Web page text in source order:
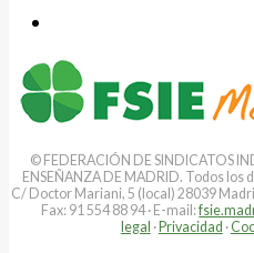
© FEDERACIÓN DE SINDICATOS
ENSEÑANZA DE MADRID. Todos los
C/ Doctor Mariani, 5 (local) 28039
Fax: 91 554 88 94 · E-mail:
legal ·Privacidad ·